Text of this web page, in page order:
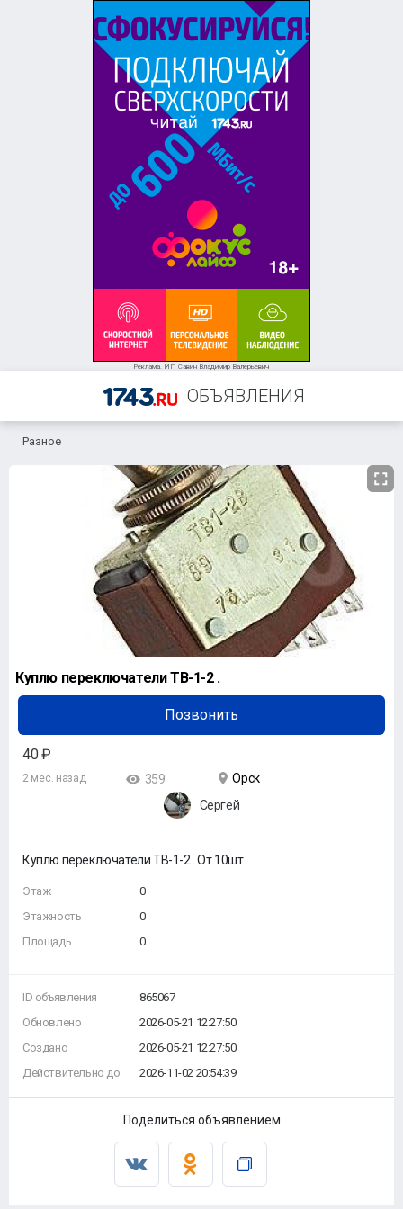
Реклама. ИП Савин Владимир Валерьевич
ОБЪЯВЛЕНИЯ
+7 (905) 843-03-96
Разное
Куплю переключатели ТВ-1-2 .
Позвонить
40 ₽
2 мес. назад 359
Орск
Сергей
Куплю переключатели ТВ-1-2 . От 10шт.
Этаж
Этажность
Площадь
0
0
0
ID объявления
Обновлено
Создано
Действительно до
865067
2026-05-21 12:27:50
2026-05-21 12:27:50
2026-11-02 20:54:39
Поделиться объявлением